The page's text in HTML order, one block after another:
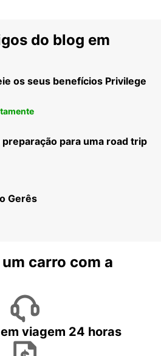
do blog em
os seus benefícios Privilege
preparação para uma road trip
Gerês
carro com a
viagem 24 horas